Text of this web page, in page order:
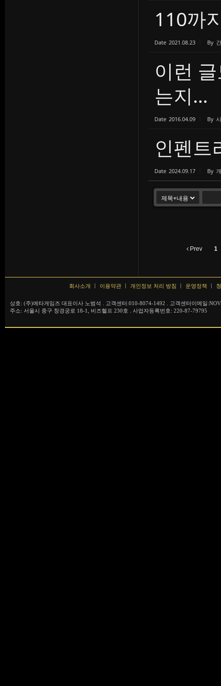
110까
Date 2021.08.23 By
이런
는지...
Date 2016.04.09 By
인펜트
Date 2024.09.17 By
Prev 1
회사소개 이용약관 개인정보 처리 방침 운영정책
상호: (주)메타게임즈 대표이사 노범석 . 고객센터:010-8074-1492 . 고객센터이메일
주소: 서울시 중구 창경궁로 18-1, 비즈헬프 230호 . 사업자등록번호: 220-87-79795